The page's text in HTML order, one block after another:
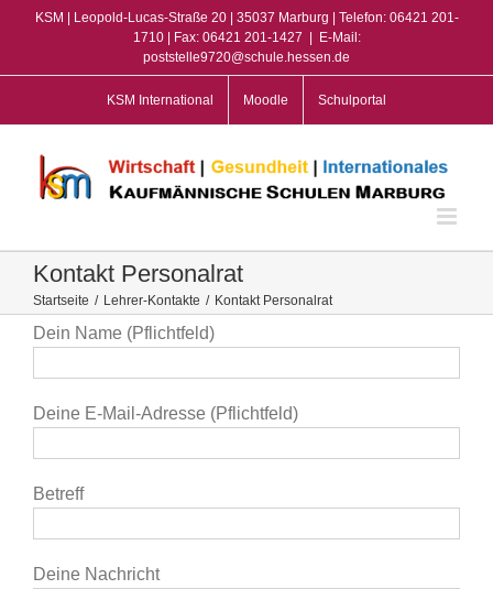
KSM | Leopold-Lucas-Straße 20 | 35037 Marburg | Telefon: 06421 201-
1710 | Fax: 06421 201-1427
E-Mail:
poststelle9720@schule.hessen.de
KSM International Moodle Schulportal
Kontakt Personalrat
Startseite / Lehrer-Kontakte / Kontakt Personalrat
Dein Name (Pflichtfeld)
Deine E-Mail-Adresse (Pflichtfeld)
Betreff
Deine Nachricht